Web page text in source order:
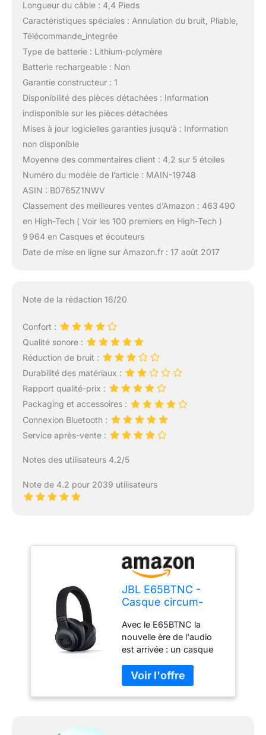
Longueur du câble : 4,4 Pieds
Caractéristiques spéciales : Annulation du bruit, Pliable,
Télécommande_integrée
Type de batterie : Lithium-polymère
Batterie rechargeable : Non
Garantie constructeur : 1
Disponibilité des pièces détachées : Information
indisponible sur les pièces détachées
Mises à jour logicielles garanties jusqu’à : Information
non disponible
Moyenne des commentaires client : 4,2 sur 5 étoiles
Numéro du modèle de l’article : MAIN-19748
ASIN : B0765Z1NWV
Classement des meilleures ventes d’Amazon : 463 490
en High-Tech ( Voir les 100 premiers en High-Tech )
9 964 en Casques et écouteurs
Date de mise en ligne sur Amazon.fr : 17 août 2017
Note de la rédaction 16/20
Confort :
Qualité sonore :
Réduction de bruit :
Durabilité des matériaux :
Rapport qualité-prix :
Packaging et accessoires :
Connexion Bluetooth :
Service après-vente :
Notes des utilisateurs 4.2/5
Note de 4.2 pour 2039 utilisateurs
JBL E65BTNC -
Casque circum-
Écouteurs
Bluetooth sans fil à
réduction de bruit -
Avec kit mains-
libres - Autonomie
jusqu'à 24 hrs -
Noir mat
Avec le E65BTNC la
nouvelle ère de l'audio
est arrivée : un casque
bruit active intégrée et le
plaisir de basses
profondes et puissantes